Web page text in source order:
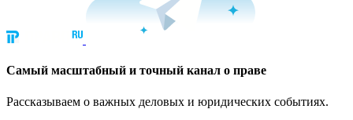
Cамый масштабный и точный канал о праве
Рассказываем о важных деловых и юридических событиях.